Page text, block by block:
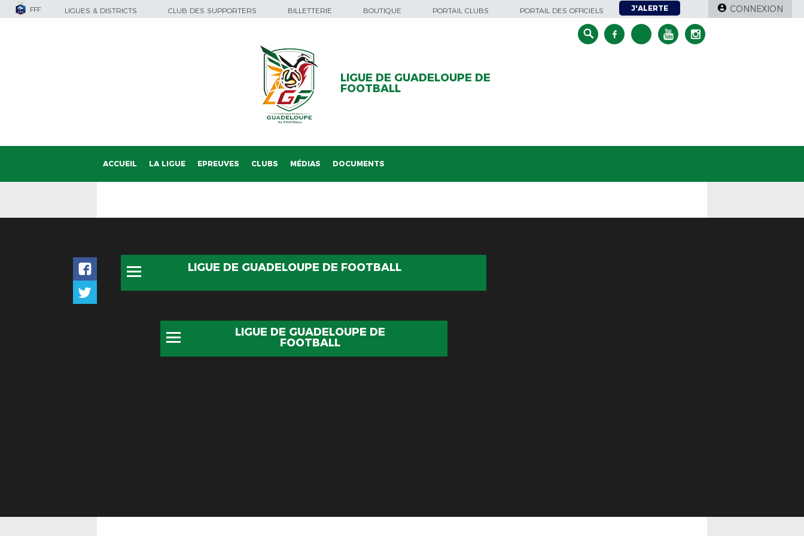
FFF LIGUES & DISTRICTS CLUB DES SUPPORTERS BILLETTERIE BOUTIQUE PORTAIL CLUBS PORTAIL DES OFFICIELS J'ALERTE CONNEXION
LIGUE DE GUADELOUPE DE
FOOTBALL
ACCUEIL LA LIGUE EPREUVES CLUBS MÉDIAS DOCUMENTS